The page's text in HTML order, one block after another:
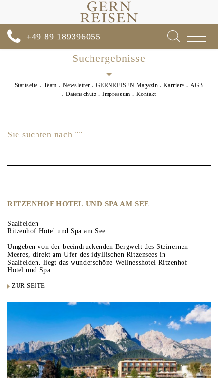
Toggle
+49 89 189396055
Suchergebnisse
Startseite Team Newsletter GERNREISEN Magazin Karriere
AGB
Datenschutz
Impressum Kontakt
Sie suchten nach ""
RITZENHOF HOTEL UND SPA AM SEE
Saalfelden
Ritzenhof Hotel und Spa am See
Umgeben von der beeindruckenden Bergwelt des Steinernen
Meeres, direkt am Ufer des idyllischen Ritzensees in
Saalfelden, liegt das wunderschöne Wellnesshotel Ritzenhof
Hotel und Spa....
ZUR SEITE